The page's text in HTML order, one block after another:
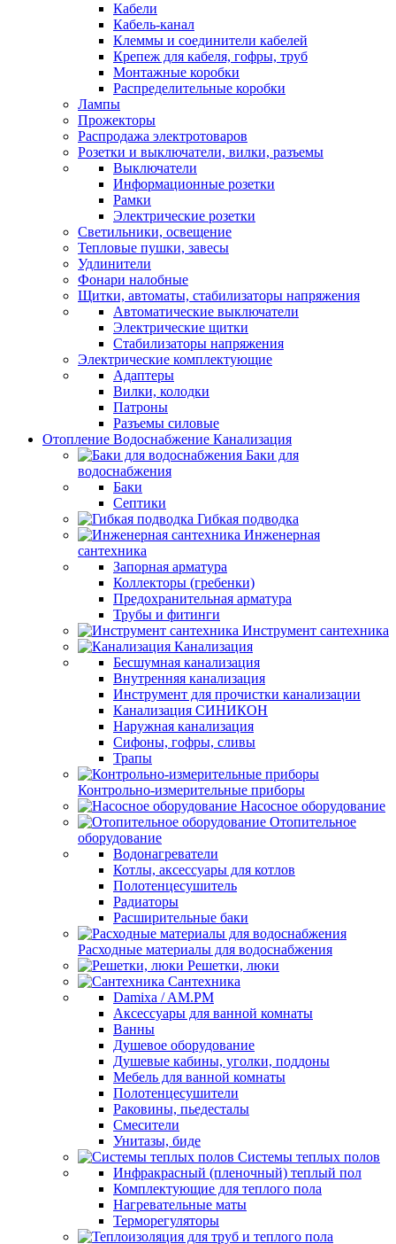
Кабели
Кабель-канал
Клеммы и соединители кабелей
Крепеж для кабеля, гофры, труб
Монтажные коробки
Распределительные коробки
Лампы
Прожекторы
Распродажа электротоваров
Розетки и выключатели, вилки, разъемы
Выключатели
Информационные розетки
Рамки
Электрические розетки
Светильники, освещение
Тепловые пушки, завесы
Удлинители
Фонари налобные
Щитки, автоматы, стабилизаторы напряжения
Автоматические выключатели
Электрические щитки
Стабилизаторы напряжения
Электрические комплектующие
Адаптеры
Вилки, колодки
Патроны
Разъемы силовые
Отопление Водоснабжение Канализация
Баки для
водоснабжения
Баки
Септики
Гибкая подводка
Инженерная
сантехника
Запорная арматура
Коллекторы (гребенки)
Предохранительная арматура
Трубы и фитинги
Инструмент сантехника
Канализация
Бесшумная канализация
Внутренняя канализация
Инструмент для прочистки канализации
Канализация СИНИКОН
Наружная канализация
Сифоны, гофры, сливы
Трапы
Контрольно-измерительные приборы
Насосное оборудование
Отопительное
оборудование
Водонагреватели
Котлы, аксессуары для котлов
Полотенцесушитель
Радиаторы
Расширительные баки
Расходные материалы для водоснабжения
Решетки, люки
Сантехника
Damixa / AM.PM
Аксессуары для ванной комнаты
Ванны
Душевое оборудование
Душевые кабины, уголки, поддоны
Мебель для ванной комнаты
Полотенцесушители
Раковины, пьедесталы
Смесители
Унитазы, биде
Системы теплых полов
Инфракрасный (пленочный) теплый пол
Комплектующие для теплого пола
Нагревательные маты
Терморегуляторы